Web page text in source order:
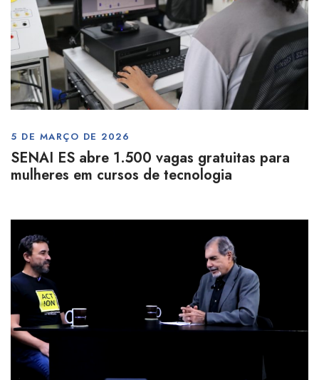
5 DE MARÇO DE 2026
SENAI ES abre 1.500 vagas gratuitas para
mulheres em cursos de tecnologia